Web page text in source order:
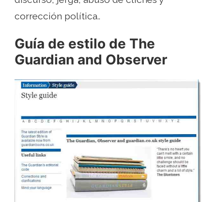
corrección política..
Guía de estilo de The
Guardian and Observer